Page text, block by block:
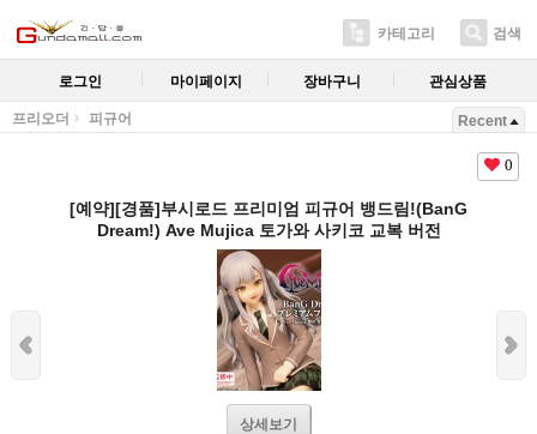
카테고리 검색
로그인 마이페이지 장바구니 관심상품
프리오더 피규어 Recent
0
[예약][경품]부시로드 프리미엄 피규어 뱅드림!(BanG
Dream!) Ave Mujica 토가와 사키코 교복 버전
상세보기